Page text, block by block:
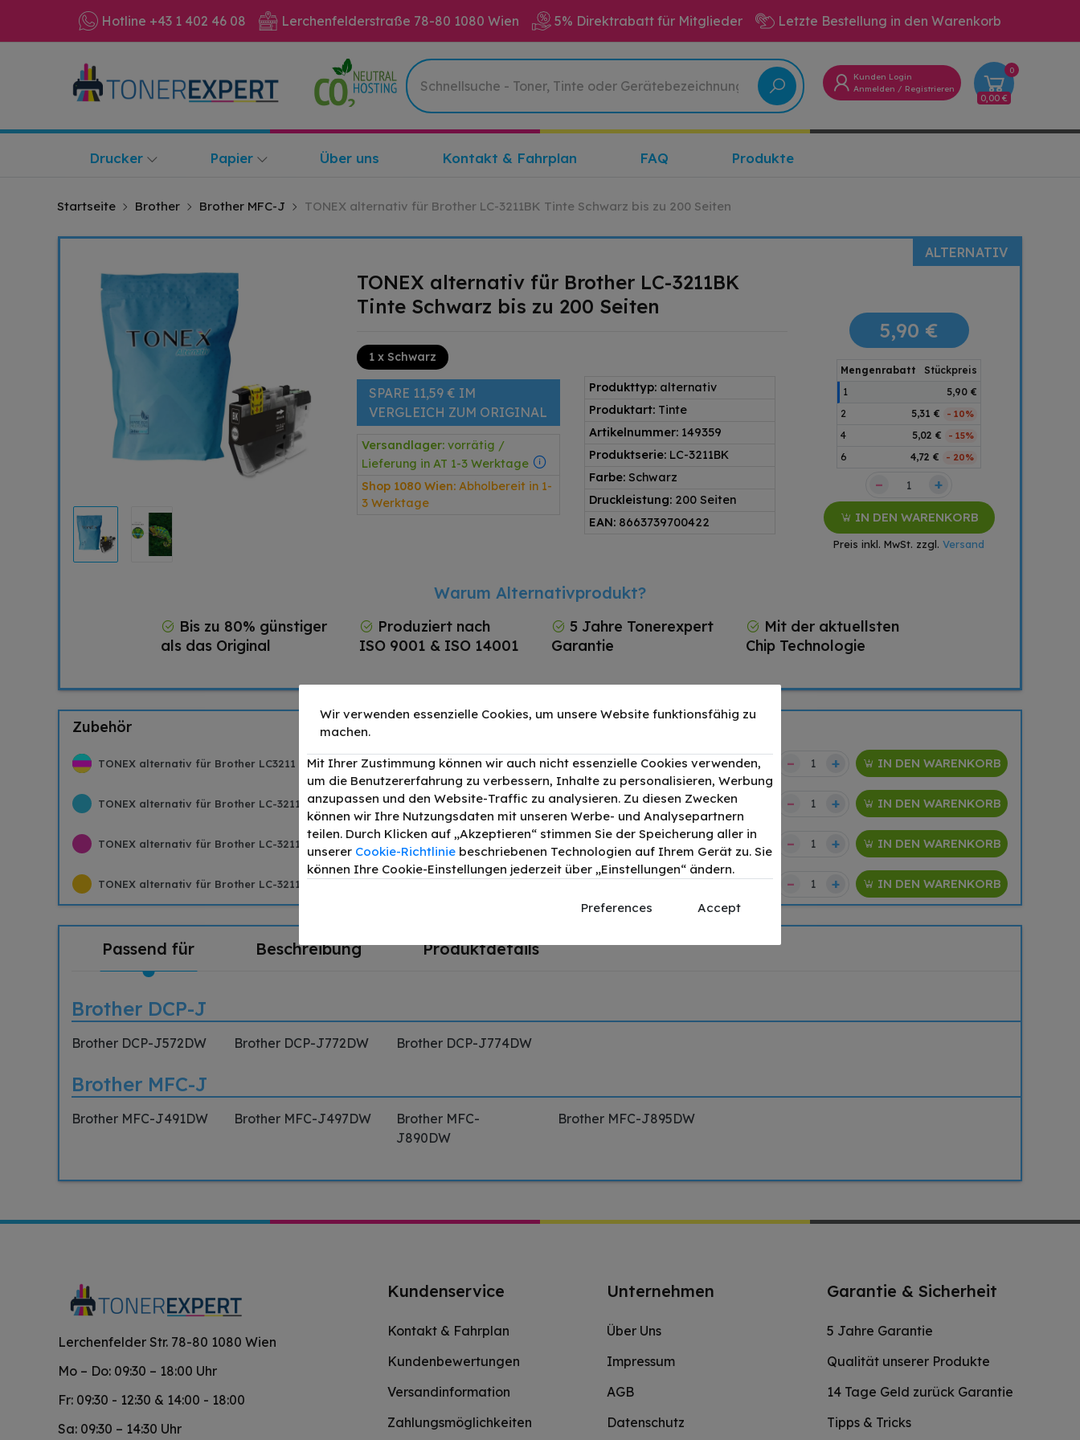
Hotline +43 1 402 46 08 Lerchenfelderstraße 78-80 1080 Wien 5% Direktrabatt für Mitglieder Letzte Bestellung in den Warenkorb
Kunden Login
Anmelden / Registrieren
0
0,00 €
Drucker Papier Über uns Kontakt & Fahrplan FAQ Produkte
Startseite Brother Brother MFC-J TONEX alternativ für Brother LC-3211BK Tinte Schwarz bis zu 200 Seiten
ALTERNATIV
TONEX alternativ für Brother LC-3211BK
Tinte Schwarz bis zu 200 Seiten
1 x Schwarz
SPARE 11,59 € IM
VERGLEICH ZUM ORIGINAL
Versandlager: vorrätig /
Lieferung in AT 1-3 Werktage
Shop 1080 Wien: Abholbereit in 1-
3 Werktage
Produkttyp: alternativ
Produktart: Tinte
Artikelnummer: 149359
Produktserie: LC-3211BK
Farbe: Schwarz
Druckleistung: 200 Seiten
EAN: 8663739700422
5,90 €
Mengenrabatt
Stückpreis
1
5,90 €
2
5,31 € - 10%
4 5,02 € - 15%
6 4,72 € - 20%
– +
IN DEN WARENKORB
Preis inkl. MwSt. zzgl.Versand
Warum Alternativprodukt?
Bis zu 80% günstiger
als das Original
Produziert nach
ISO 9001 & ISO 14001
5 Jahre Tonerexpert
Garantie
Mit der aktuellsten
Chip Technologie
Zubehör
TONEX alternativ für Brother LC3211 Tinte Multicolor Spar-Set 19,90 € – + IN DEN WARENKORB
TONEX alternativ für Brother LC-3211C Tinte Cyan bis zu 200 Seiten Druckleistung:200 5,90 € – + IN DEN WARENKORB
TONEX alternativ für Brother LC-3211M Tinte Magenta bis zu 200 Seiten Druckleistung: 200 5,90 € – + IN DEN WARENKORB
TONEX alternativ für Brother LC-3211Y Tinte Gelb bis zu 200 Seiten 5,90 € – + IN DEN WARENKORB
Passend für Beschreibung Produktdetails
Brother DCP-J
Brother DCP-J572DW Brother DCP-J772DW Brother DCP-J774DW
Brother MFC-J
Brother MFC-J491DW Brother MFC-J497DW
Brother MFC-
J890DW
Brother MFC-J895DW
Lerchenfelder Str. 78-80 1080 Wien
Mo – Do: 09:30 – 18:00 Uhr
Fr: 09:30 - 12:30 & 14:00 - 18:00
Sa: 09:30 – 14:30 Uhr
Kundenservice
Kontakt & Fahrplan
Kundenbewertungen
Versandinformation
Zahlungsmöglichkeiten
Unternehmen
Über Uns
Impressum
AGB
Datenschutz
Garantie & Sicherheit
5 Jahre Garantie
Qualität unserer Produkte
14 Tage Geld zurück Garantie
Tipps & Tricks
Wir verwenden essenzielle Cookies, um unsere Website funktionsfähig zu
machen.
Mit Ihrer Zustimmung können wir auch nicht essenzielle Cookies verwenden,
um die Benutzererfahrung zu verbessern, Inhalte zu personalisieren, Werbung
anzupassen und den Website-Traffic zu analysieren. Zu diesen Zwecken
können wir Ihre Nutzungsdaten mit unseren Werbe- und Analysepartnern
teilen. Durch Klicken auf „Akzeptieren“ stimmen Sie der Speicherung aller in
unserer Cookie-Richtlinie beschriebenen Technologien auf Ihrem Gerät zu. Sie
können Ihre Cookie-Einstellungen jederzeit über „Einstellungen“ ändern.
Preferences Accept